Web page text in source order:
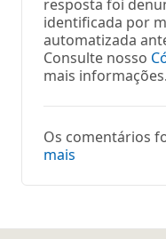
resposta foi
identificada por
automatizada
Consulte nosso
mais informações.
Os comentários
mais